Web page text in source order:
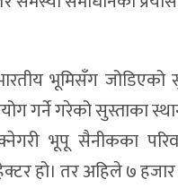
भारतीय भूमिसँग
गर्ने गरेको सुस्ताका
भूपू सैनीकका
हो। तर अहिले ७